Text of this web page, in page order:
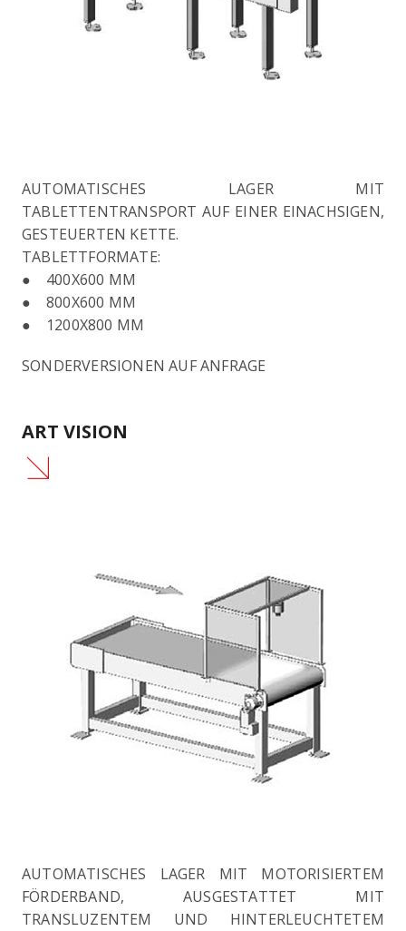
AUTOMATISCHES LAGER MIT
TABLETTENTRANSPORT AUF EINER EINACHSIGEN,
GESTEUERTEN KETTE.
TABLETTFORMATE:
● 400X600 MM
● 800X600 MM
● 1200X800 MM
SONDERVERSIONEN AUF ANFRAGE
ART VISION
AUTOMATISCHES LAGER MIT MOTORISIERTEM
FÖRDERBAND, AUSGESTATTET MIT
TRANSLUZENTEM UND HINTERLEUCHTETEM